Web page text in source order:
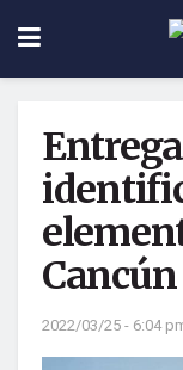
Cancún
2022/03/25 - 6:04